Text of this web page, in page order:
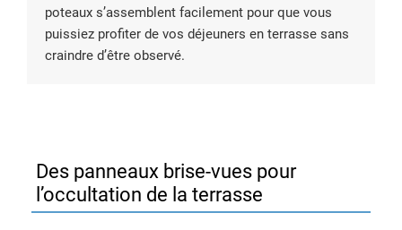
poteaux s’assemblent facilement pour que vous
puissiez profiter de vos déjeuners en terrasse sans
craindre d’être observé.
Des panneaux brise-vues pour
l’occultation de la terrasse